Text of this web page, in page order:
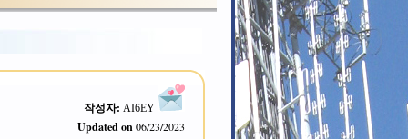
작성자: AI6EY
Updated on 06/23/2023